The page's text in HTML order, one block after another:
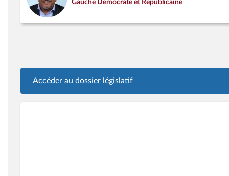
Gauche Démocrate et Républicaine
Accéder au dossier législatif